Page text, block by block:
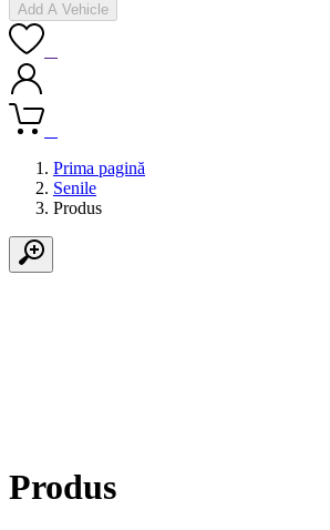
Add A Vehicle
Prima pagină
Senile
Produs
Produs